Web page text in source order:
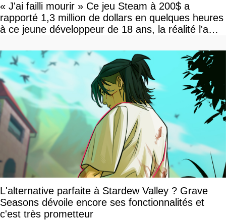
« J'ai failli mourir » Ce jeu Steam à 200$ a
rapporté 1,3 million de dollars en quelques heures
à ce jeune développeur de 18 ans, la réalité l'a
L'alternative parfaite à Stardew Valley ? Grave
Seasons dévoile encore ses fonctionnalités et
c'est très prometteur